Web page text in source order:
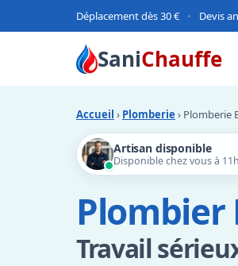
Déplacement dès 30 € • Devis
SaniChauffe
Accueil › Plomberie › Plomberie
Artisan disponible
Disponible chez vous à
Plombier
Travail